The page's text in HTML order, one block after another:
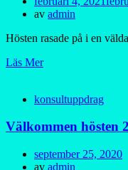
den
av admin
Hösten rasade på i en
Läs Mer
konsultuppdrag
Välkommen hösten
Publicerad
den
september 25, 2020
av admin